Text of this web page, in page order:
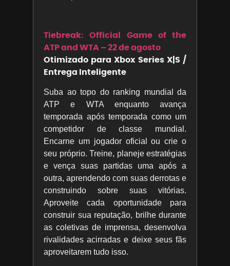
Tiebreak: Official Game of the
ATP and WTA – 22 de agosto
Otimizado para Xbox Series X|S /
Entrega Inteligente
Suba ao topo do ranking mundial da
ATP e WTA enquanto avança
temporada após temporada como um
competidor de classe mundial.
Encarne um jogador oficial ou crie o
seu próprio. Treine, planeje estratégias
e vença suas partidas uma após a
outra, aprendendo com suas derrotas e
construindo sobre suas vitórias.
Aproveite cada oportunidade para
construir sua reputação, brilhe durante
as coletivas de imprensa, desenvolva
rivalidades acirradas e deixe seus fãs
aproveitarem tudo isso.